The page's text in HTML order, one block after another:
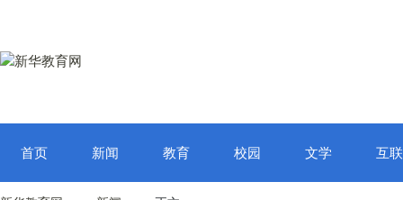
首页 新闻 教育 校园 文学 互